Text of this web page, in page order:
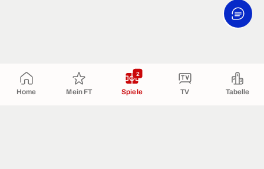
Home Mein FT Spiele
2
TV Tabelle